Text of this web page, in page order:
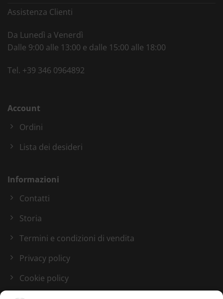
Assistenza Clienti
Da Lunedì a Venerdì
Dalle 9:00 alle 13:00 e dalle 15:00 alle 18:00
Tel. +39 346 0964892
Account
Ordini
Lista dei desideri
Informazioni
Contatti
Storia
Termini e condizioni di vendita
Privacy policy
Cookie policy